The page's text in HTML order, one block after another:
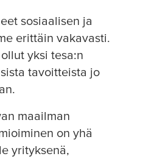
sosiaalisen ja
erittäin vakavasti.
yksi tesa:n
tavoitteista jo
maailman
on yhä
yrityksenä,